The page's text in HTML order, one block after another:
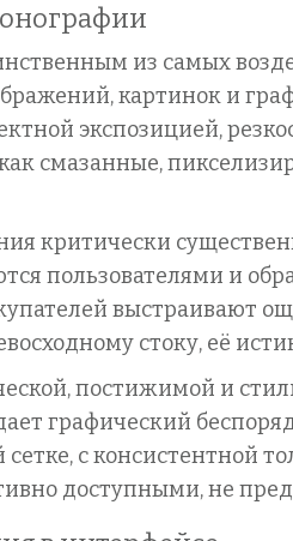
из самых
картинок и
экспозицией,
смазанные,
критически
пользователями и
выстраивают
стоку, её
постижимой и
графический
сетке, с консистентной
доступными, не